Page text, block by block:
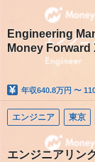
Engineering
Money Forward
年収640.8万円 〜
エンジニア 東京
エンジニアリン